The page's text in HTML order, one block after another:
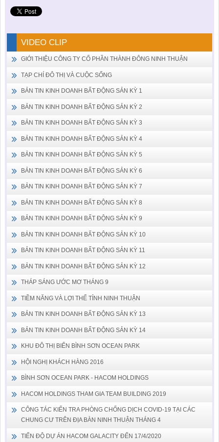
VIDEO CLIP
GIỚI THIỆU CÔNG TY CỔ PHẦN THÀNH ĐÔNG NINH THUẬN
TẠP CHÍ ĐÔ THỊ VÀ CUỘC SỐNG
BẢN TIN KINH DOANH BẤT ĐỘNG SẢN KỲ 1
BẢN TIN KINH DOANH BẤT ĐỘNG SẢN KỲ 2
BẢN TIN KINH DOANH BẤT ĐỘNG SẢN KỲ 3
BẢN TIN KINH DOANH BẤT ĐỘNG SẢN KỲ 4
BẢN TIN KINH DOANH BẤT ĐỘNG SẢN KỲ 5
BẢN TIN KINH DOANH BẤT ĐỘNG SẢN KỲ 6
BẢN TIN KINH DOANH BẤT ĐỘNG SẢN KỲ 7
BẢN TIN KINH DOANH BẤT ĐỘNG SẢN KỲ 8
BẢN TIN KINH DOANH BẤT ĐỘNG SẢN KỲ 9
BẢN TIN KINH DOANH BẤT ĐỘNG SẢN KỲ 10
BẢN TIN KINH DOANH BẤT ĐỘNG SẢN KỲ 11
BẢN TIN KINH DOANH BẤT ĐỘNG SẢN KỲ 12
THÁP SÁNG ƯỚC MƠ THÁNG 9
TIỀM NĂNG VÀ LỢI THẾ TỈNH NINH THUẬN
BẢN TIN KINH DOANH BẤT ĐỘNG SẢN KỲ 13
BẢN TIN KINH DOANH BẤT ĐỘNG SẢN KỲ 14
KHU ĐÔ THỊ BIỂN BÌNH SƠN OCEAN PARK
HỘI NGHỊ KHÁCH HÀNG 2016
BÌNH SƠN OCEAN PARK - HACOM HOLDINGS
HACOM HOLDINGS THAM GIA TEAM BUILDING 2019
CÔNG TÁC KIỂN TRA PHÒNG CHỐNG DỊCH COVID-19 TẠI CÁC
CHUNG CƯ TRÊN ĐỊA BÀN NINH THUẬN THÁNG 4
TIẾN ĐỘ DỰ ÁN HACOM GALACITY ĐẾN 17/4/2020